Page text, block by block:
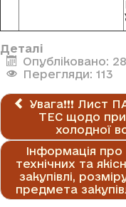
Деталі
Опубліковано:
Перегляди: 113
Увага❗❗❗
ТЕС щодо
холодної
Інформація
технічних та
закупівлі,
предмета